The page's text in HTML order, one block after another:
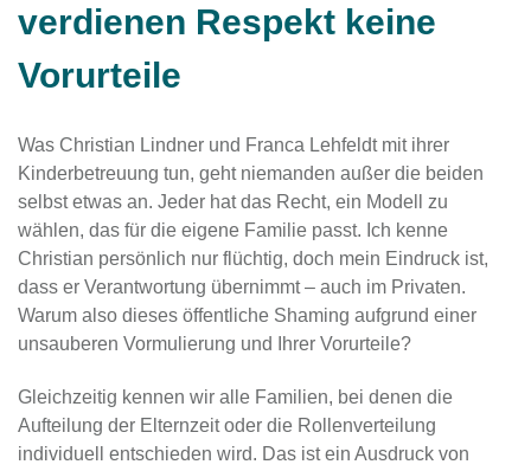
verdienen Respekt keine
Vorurteile
Was Christian Lindner und Franca Lehfeldt mit ihrer
Kinderbetreuung tun, geht niemanden außer die beiden
selbst etwas an. Jeder hat das Recht, ein Modell zu
wählen, das für die eigene Familie passt. Ich kenne
Christian persönlich nur flüchtig, doch mein Eindruck ist,
dass er Verantwortung übernimmt – auch im Privaten.
Warum also dieses öffentliche Shaming aufgrund einer
unsauberen Vormulierung und Ihrer Vorurteile?
Gleichzeitig kennen wir alle Familien, bei denen die
Aufteilung der Elternzeit oder die Rollenverteilung
individuell entschieden wird. Das ist ein Ausdruck von